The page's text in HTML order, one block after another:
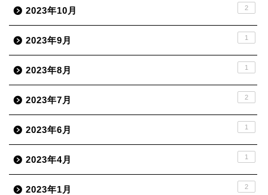
2023年10月 2
2023年9月 1
2023年8月 1
2023年7月 2
2023年6月 1
2023年4月 1
2023年1月 2